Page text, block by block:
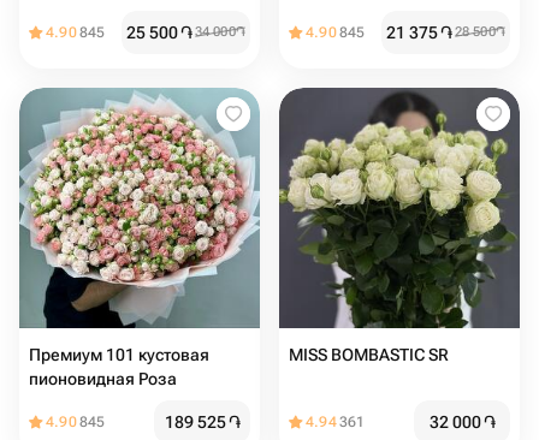
4.90845 25 500֏34 000֏ 4.90845 21 375֏28 500֏
Премиум 101 кустовая
пионовидная Роза
4.90845 189 525֏
MISS BOMBASTIC SR
4.94361 32 000֏